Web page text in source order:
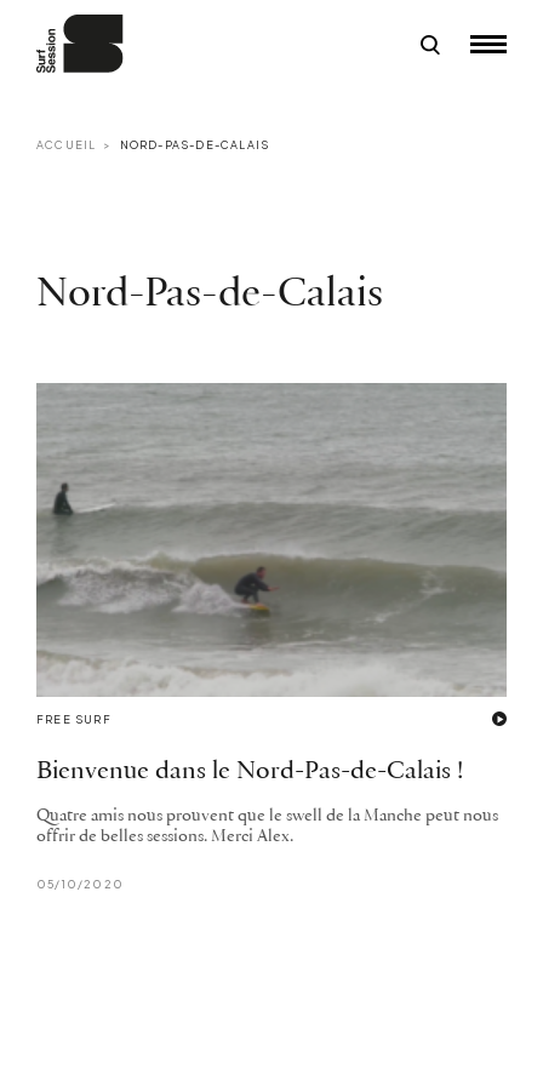
ACCUEIL NORD-PAS-DE-CALAIS
Nord-Pas-de-Calais
FREE SURF
Bienvenue dans le Nord-Pas-de-Calais !
Quatre amis nous prouvent que le swell de la Manche peut nous
offrir de belles sessions. Merci Alex.
05/10/2020